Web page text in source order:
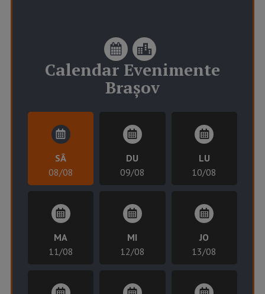
Calendar Evenimente
Brașov
SÂ
08/08
DU
09/08
LU
10/08
MA
11/08
MI
12/08
JO
13/08